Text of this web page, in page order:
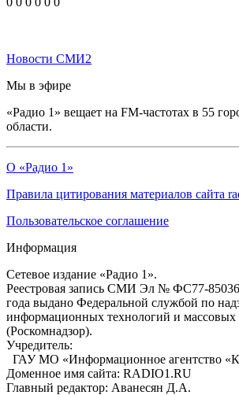
Новости СМИ2
Мы в эфире
«Радио 1» вещает на FM-частотах в 55
области.
О «Радио 1»
Правила цитирования материалов сайта
Пользовательское соглашение
Информация
Сетевое издание «Радио 1».
Реестровая запись СМИ Эл № ФС77-85036
года выдано Федеральной службой по
информационных технологий и
(Роскомнадзор).
Учредитель:
ГАУ МО «Информационное агентство
Доменное имя сайта: RADIO1.RU
Главный редактор: Аванесян Д.А.